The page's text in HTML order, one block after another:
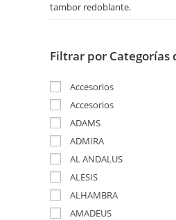
tambor redoblante.
Filtrar por Categorías
Accesorios
Accesorios
ADAMS
ADMIRA
AL ANDALUS
ALESIS
ALHAMBRA
AMADEUS